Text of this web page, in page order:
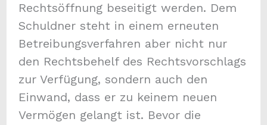
Rechtsöffnung beseitigt werden. Dem
Schuldner steht in einem erneuten
Betreibungsverfahren aber nicht nur
den Rechtsbehelf des Rechtsvorschlags
zur Verfügung, sondern auch den
Einwand, dass er zu keinem neuen
Vermögen gelangt ist. Bevor die